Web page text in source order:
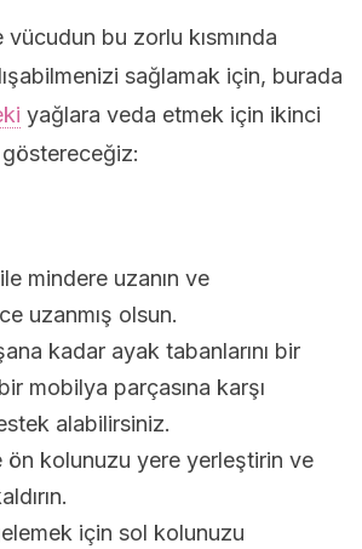
vücudun bu zorlu kısmında
sağlamak için, burada
yağlara veda etmek için ikinci
mindere uzanın ve
uzanmış olsun.
kadar ayak tabanlarını bir
mobilya parçasına karşı
alabilirsiniz.
ön kolunuzu yere yerleştirin ve
için sol kolunuzu